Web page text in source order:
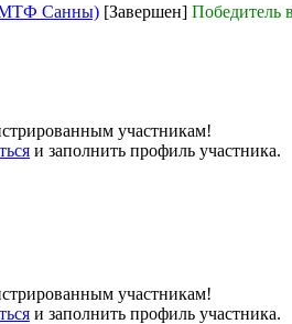
Санны) [Завершен] Победитель
участникам!
и заполнить профиль участника.
участникам!
и заполнить профиль участника.